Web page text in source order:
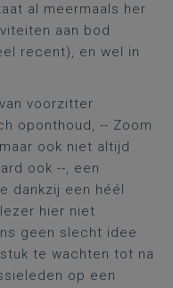
al meermaals her
aan bod
recent), en wel in
van voorzitter
oponthoud, -- Zoom
ook niet altijd
ook --, een
dankzij een héél
hier niet
geen slecht idee
te wachten tot na
op een